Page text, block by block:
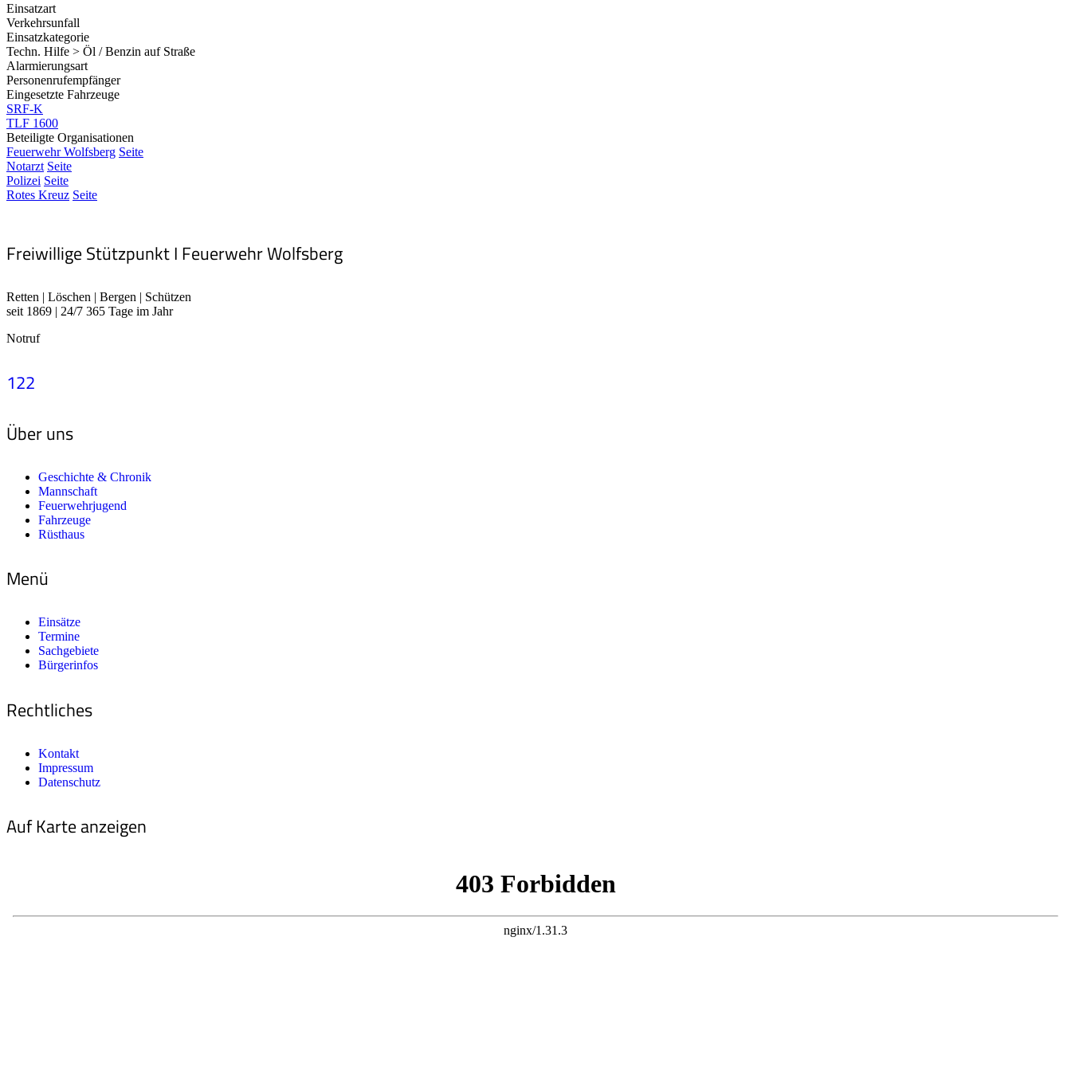
Einsatzart
Verkehrsunfall
Einsatzkategorie
Techn. Hilfe > Öl / Benzin auf Straße
Alarmierungsart
Personenrufempfänger
Eingesetzte Fahrzeuge
SRF-K
TLF 1600
Beteiligte Organisationen
Feuerwehr Wolfsberg Seite
Notarzt Seite
Polizei Seite
Rotes Kreuz Seite
Freiwillige Stützpunkt I Feuerwehr Wolfsberg
Retten | Löschen | Bergen | Schützen
seit 1869 | 24/7 365 Tage im Jahr
Notruf
122
Über uns
Geschichte & Chronik
Mannschaft
Feuerwehrjugend
Fahrzeuge
Rüsthaus
Menü
Einsätze
Termine
Sachgebiete
Bürgerinfos
Rechtliches
Kontakt
Impressum
Datenschutz
Auf Karte anzeigen